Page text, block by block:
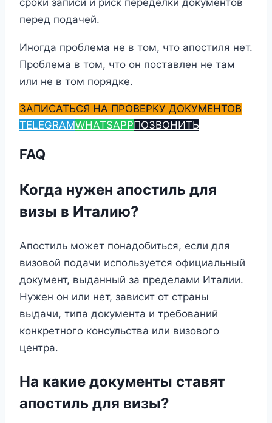
сроки записи и риск переделки документов
перед подачей.
Иногда проблема не в том, что апостиля нет.
Проблема в том, что он поставлен не там
или не в том порядке.
ЗАПИСАТЬСЯ НА ПРОВЕРКУ ДОКУМЕНТОВ
TELEGRAMWHATSAPPПОЗВОНИТЬ
FAQ
Когда нужен апостиль для
визы в Италию?
Апостиль может понадобиться, если для
визовой подачи используется официальный
документ, выданный за пределами Италии.
Нужен он или нет, зависит от страны
выдачи, типа документа и требований
конкретного консульства или визового
центра.
На какие документы ставят
апостиль для визы?